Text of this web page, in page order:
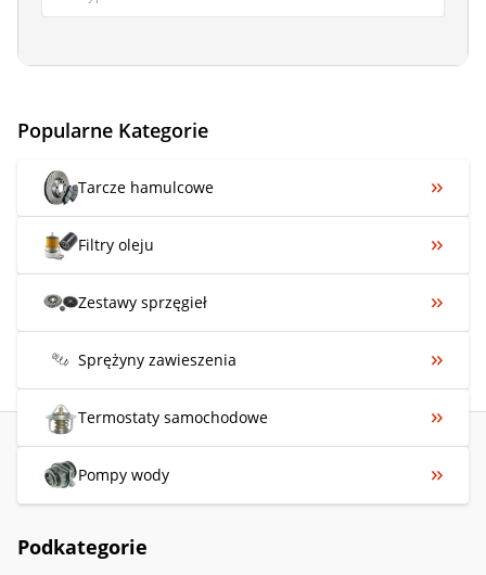
Popularne Kategorie
Tarcze hamulcowe
Filtry oleju
Zestawy sprzęgieł
Sprężyny zawieszenia
Termostaty samochodowe
Pompy wody
Podkategorie